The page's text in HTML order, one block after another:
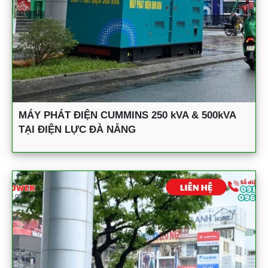
MÁY PHÁT ĐIỆN CUMMINS 250 kVA & 500kVA
TẠI ĐIỆN LỰC ĐÀ NẴNG